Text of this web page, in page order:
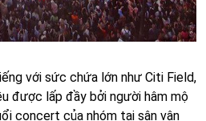
với sức chứa lớn như Citi Field,
được lấp đầy bởi người hâm mộ
concert của nhóm tại sân vận